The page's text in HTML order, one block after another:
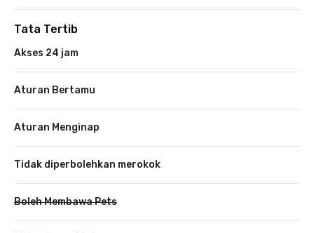
Tata Tertib
Akses 24 jam
Aturan Bertamu
Aturan Menginap
Tidak diperbolehkan merokok
Boleh Membawa Pets